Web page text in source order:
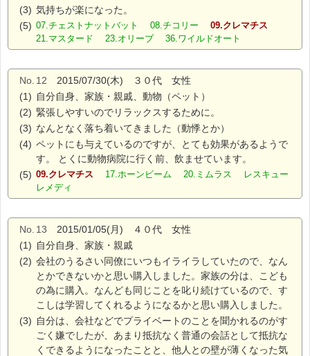
(3) 気持ちが楽になった。
(5) 07.チェストナットバット 08.チコリー 09.クレマチス
21.マスタード 23.オリーブ 36.ワイルドオート
No. 12 2015/07/30(木) ３０代 女性
(1) 自分自身、家族・親戚、動物（ペット）
(2) 緊張しやすいのでリラックスするために。
(3) なんとなく落ち着いてきました（動悸とか）
(4) ペットにも与えているのですが、とても効果があるようで
す。 とくに動物病院に行く前、飲ませています。
(5) 09.クレマチス
17.ホーンビーム 20.ミムラス レスキュー
レメディ
No. 13 2015/01/05(月) ４０代 女性
(1) 自分自身、家族・親戚
(2) 会社のうるさい同僚にいつもイライラしていたので、なん
とかできないかと思い購入しました。家族の分は、こども
の為に購入。なんども同じことを叱り続けているので、す
こしは学習してくれるようになるかと思い購入しました。
(3) 自分は、会社などでプライベートのことを聞かれるのがす
ごく嫌でしたが、あまり抵抗なく普通の会話として抵抗な
くできるようになったことと、他人との壁が薄くなった気